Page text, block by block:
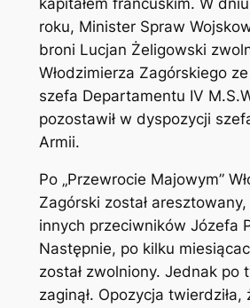
roku, Minister Spraw
broni Lucjan Żeligowski
Włodzimierza Zagórskiego
szefa Departamentu IV
pozostawił w dyspozycji
Armii.
Po „Przewrocie Majowym”
Zagórski został
innych przeciwników Józefa
Następnie, po kilku
został zwolniony. Jednak po
zaginął. Opozycja twierdziła,